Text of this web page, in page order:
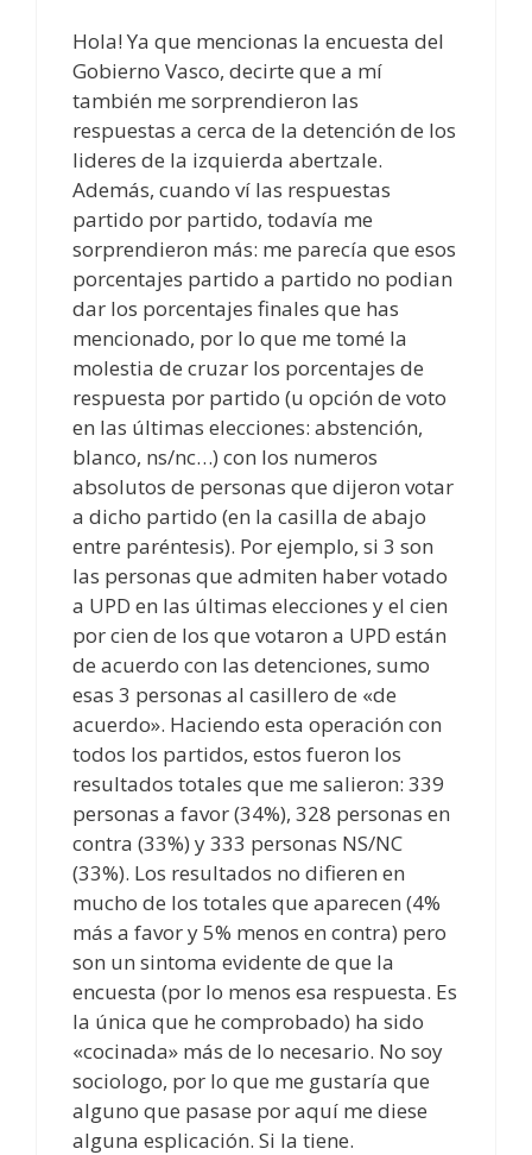
Hola! Ya que mencionas la encuesta del
Gobierno Vasco, decirte que a mí
también me sorprendieron las
respuestas a cerca de la detención de los
lideres de la izquierda abertzale.
Además, cuando ví las respuestas
partido por partido, todavía me
sorprendieron más: me parecía que esos
porcentajes partido a partido no podian
dar los porcentajes finales que has
mencionado, por lo que me tomé la
molestia de cruzar los porcentajes de
respuesta por partido (u opción de voto
en las últimas elecciones: abstención,
blanco, ns/nc…) con los numeros
absolutos de personas que dijeron votar
a dicho partido (en la casilla de abajo
entre paréntesis). Por ejemplo, si 3 son
las personas que admiten haber votado
a UPD en las últimas elecciones y el cien
por cien de los que votaron a UPD están
de acuerdo con las detenciones, sumo
esas 3 personas al casillero de «de
acuerdo». Haciendo esta operación con
todos los partidos, estos fueron los
resultados totales que me salieron: 339
personas a favor (34%), 328 personas en
contra (33%) y 333 personas NS/NC
(33%). Los resultados no difieren en
mucho de los totales que aparecen (4%
más a favor y 5% menos en contra) pero
son un sintoma evidente de que la
encuesta (por lo menos esa respuesta. Es
la única que he comprobado) ha sido
«cocinada» más de lo necesario. No soy
sociologo, por lo que me gustaría que
alguno que pasase por aquí me diese
alguna esplicación. Si la tiene.